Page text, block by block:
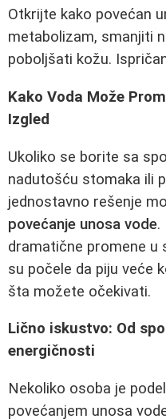
Otkrijte kako povećan
metabolizam, smanjiti
poboljšati kožu.
Kako Voda Može
Izgled
Ukoliko se borite sa
nadutošću stomaka ili
jednostavno rešenje
povećanje unosa vode.
dramatične promene u
su počele da piju veće
šta možete očekivati.
Lično iskustvo: Od
energičnosti
Nekoliko osoba je
povećanjem unosa